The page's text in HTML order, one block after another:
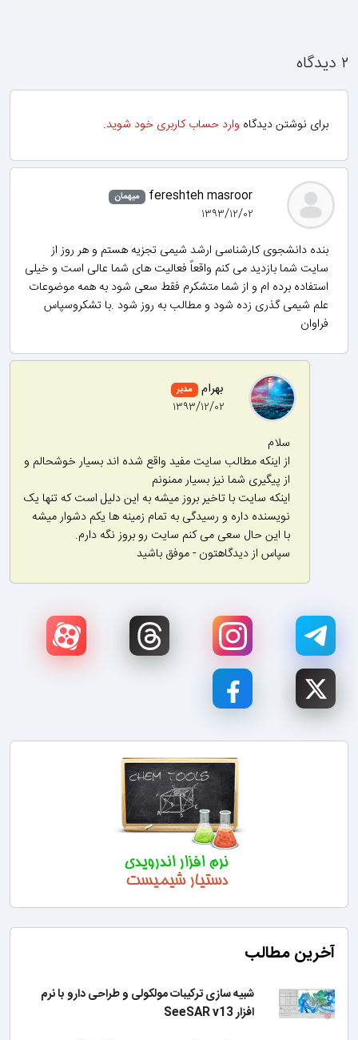
۲ دیدگاه
برای نوشتن دیدگاه وارد حساب کاربری خود شوید.
fereshteh masroor میهمان
۱۳۹۳/۱۲/۰۲
بنده دانشجوی کارشناسی ارشد شیمی تجزیه هستم و هر روز از
سایت شما بازدید می کنم واقعاً فعالیت های شما عالی است و خیلی
استفاده برده ام و از شما متشکرم فقط سعی شود به همه موضوعات
علم شیمی گذری زده شود و مطالب به روز شود .با تشکروسپاس
فراوان
بهرام مدیر
۱۳۹۳/۱۲/۰۲
سلام
از اینکه مطالب سایت مفید واقع شده اند بسیار خوشحالم و
از پیگیری شما نیز بسیار ممنونم
اینکه سایت با تاخیر بروز میشه به این دلیل است که تنها یک
نویسنده داره و رسیدگی به تمام زمینه ها یکم دشوار میشه
با این حال سعی می کنم سایت رو بروز نگه دارم.
سپاس از دیدگاهتون - موفق باشید
آخرین مطالب
شبیه سازی ترکیبات مولکولی و طراحی دارو با نرم
افزار SeeSAR v13